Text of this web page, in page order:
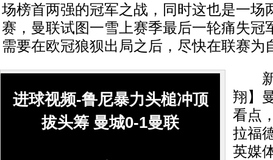
场榜首两强的冠军之战，同时这也是一场
赛，曼联试图一雪上赛季最后一轮痛失冠
需要在欧冠狼狈出局之后，尽快在联赛为
进球视频-鲁尼暴力头槌冲顶
拔头筹 曼城0-1曼联
新
翔】
看点
拉福
英媒